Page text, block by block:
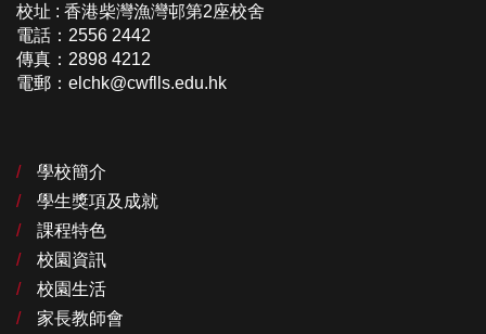
校址 : 香港柴灣漁灣邨第2座校舍
電話：2556 2442
傳真：2898 4212
電郵：elchk@cwflls.edu.hk
學校簡介
學生獎項及成就
課程特色
校園資訊
校園生活
家長教師會